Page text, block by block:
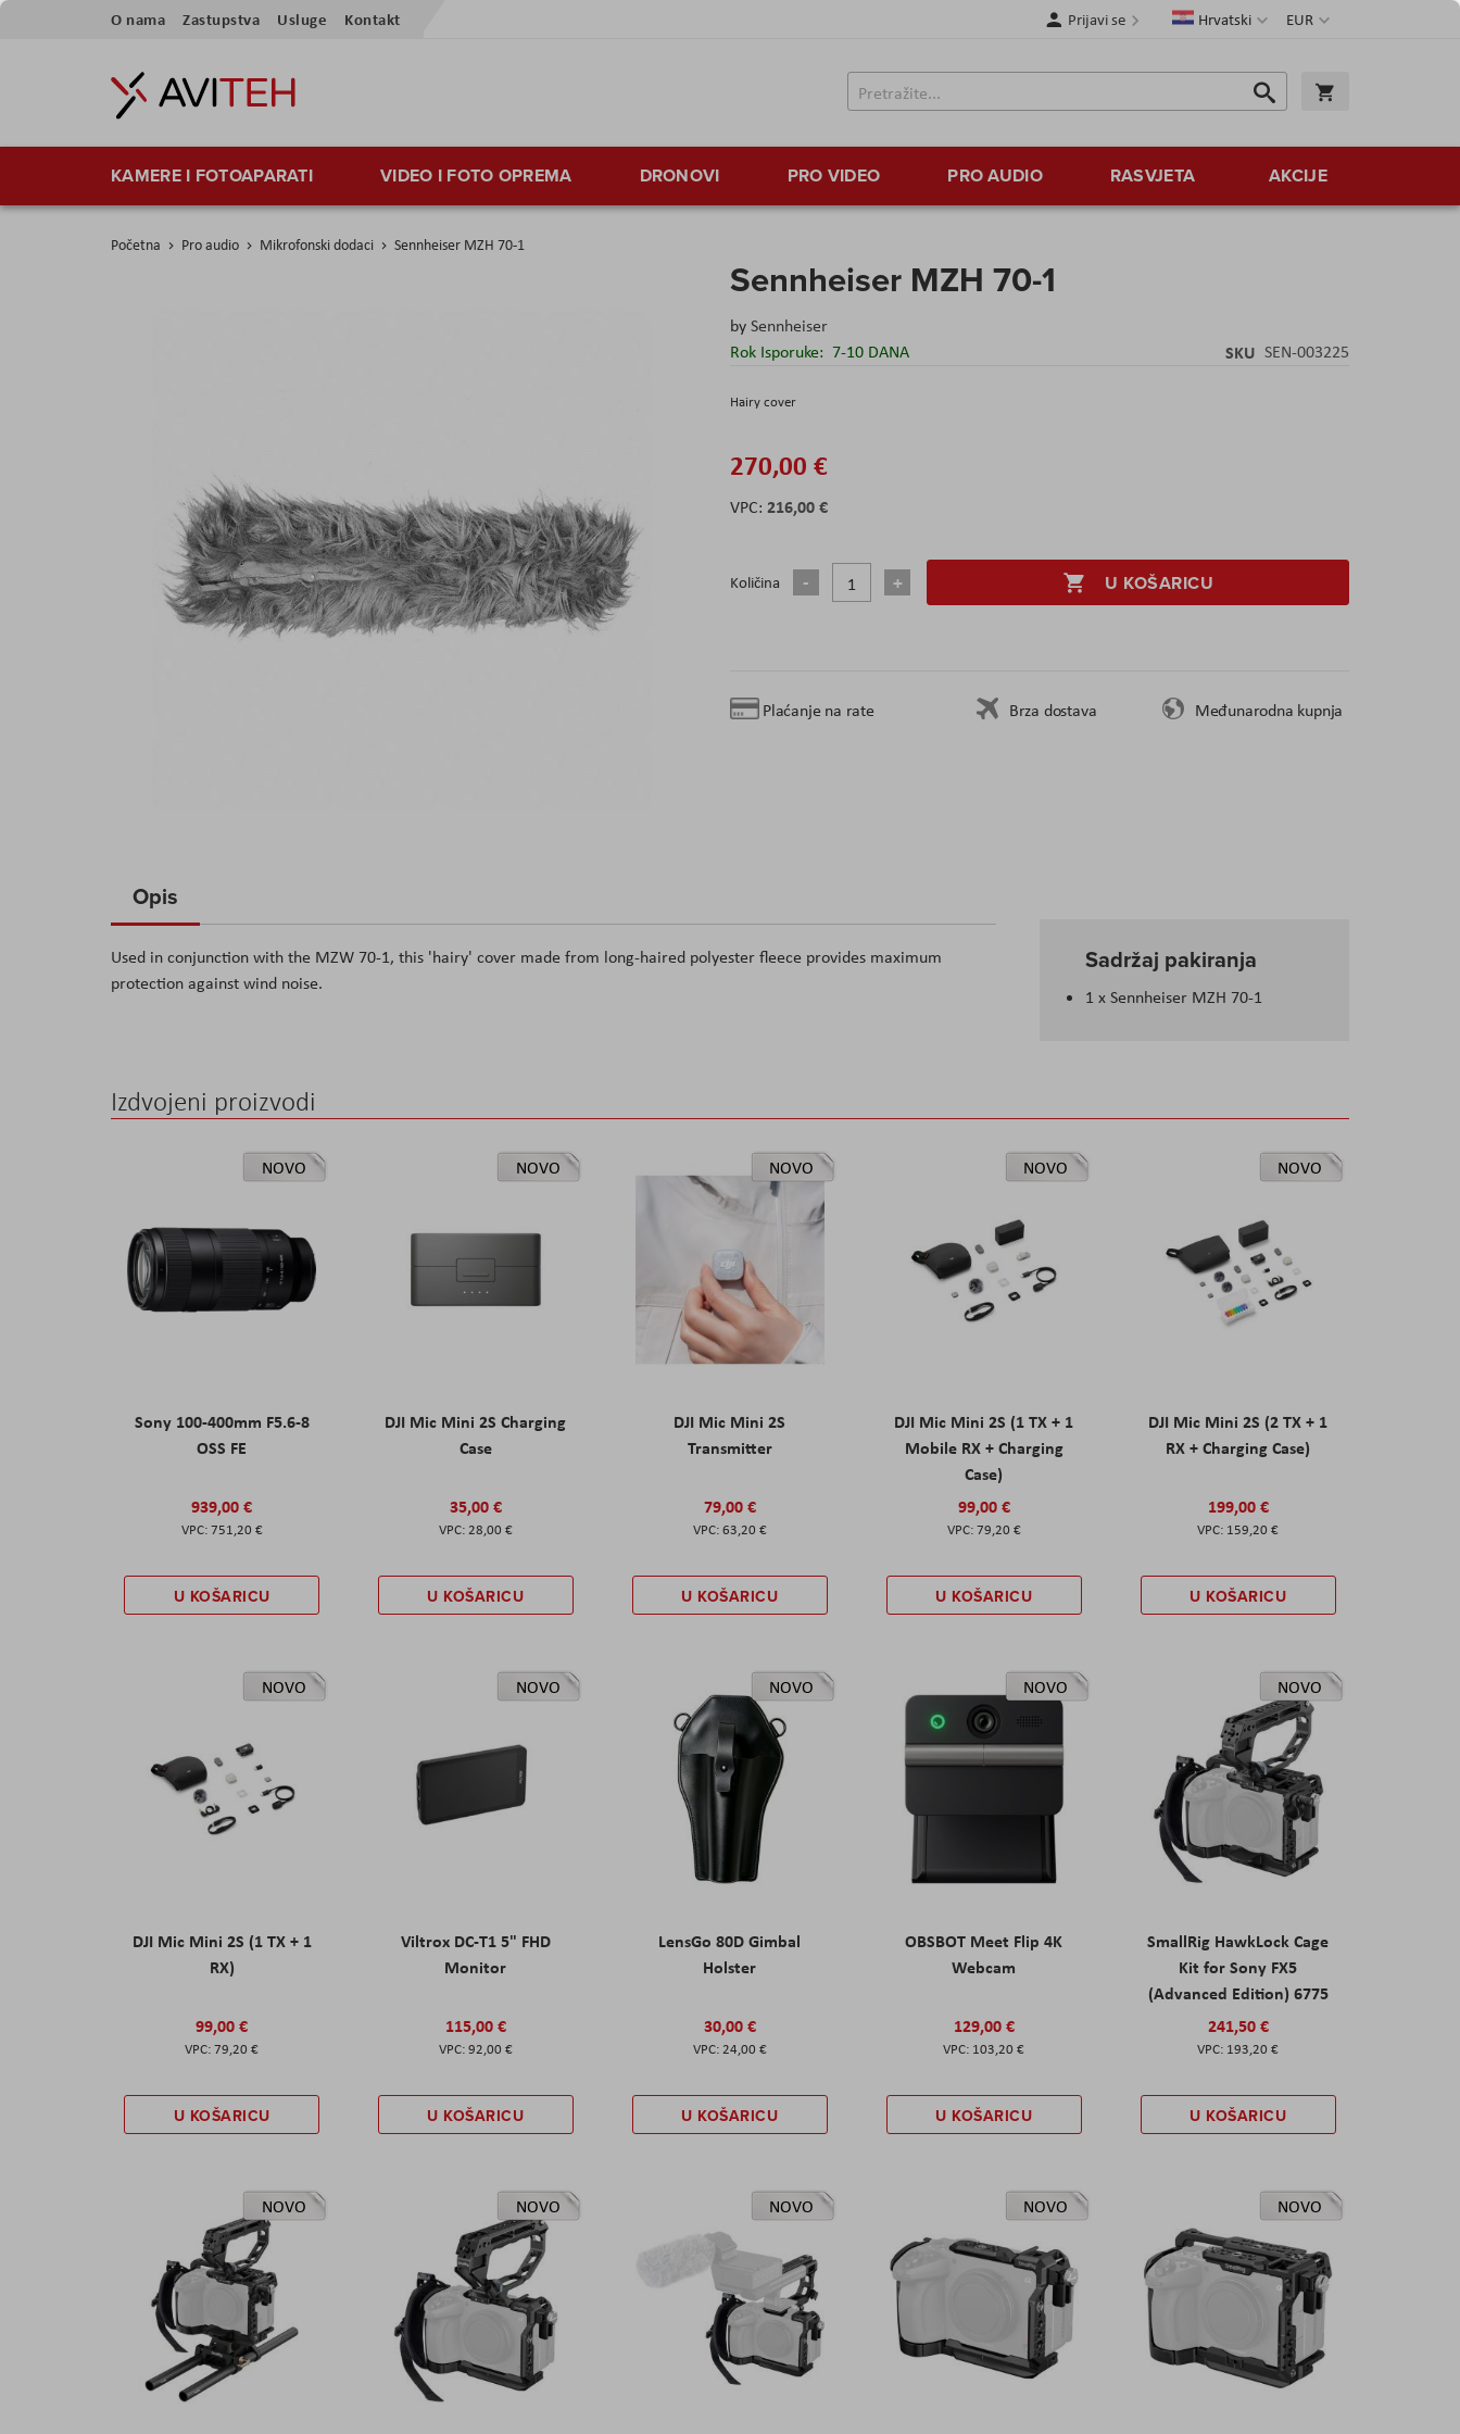
Preskoči
sadržaj
Valuta
EUR
JezikHrvatski
O nama Zastupstva Usluge Kontakt Prijavi se
Traži
Traži
KAMERE I FOTOAPARATI VIDEO I FOTO OPREMA DRONOVI PRO VIDEO PRO AUDIO RASVJETA AKCIJE
Početna Pro audio Mikrofonski dodaci Sennheiser MZH 70-1
Sennheiser MZH 70-1
bySennheiser
Rok Isporuke: 7-10 DANA SKU SEN-003225
Hairy cover
270,00 €
216,00 €
Količina U KOŠARICU
Plaćanje na rate Brza dostava Međunarodna kupnja
the
of
the
Sadržaj pakiranja
1 x Sennheiser MZH 70-1
Opis
Used in conjunction with the MZW 70-1, this 'hairy' cover made from long-haired polyester fleece provides maximum
protection against wind noise.
Izdvojeni proizvodi
NOVO
Sony 100-400mm F5.6-8
OSS FE
939,00 €
751,20 €
U KOŠARICU
NOVO
DJI Mic Mini 2S Charging
Case
35,00 €
28,00 €
U KOŠARICU
NOVO
DJI Mic Mini 2S
Transmitter
79,00 €
63,20 €
U KOŠARICU
NOVO
DJI Mic Mini 2S (1 TX + 1
Mobile RX + Charging
Case)
99,00 €
79,20 €
U KOŠARICU
NOVO
DJI Mic Mini 2S (2 TX + 1
RX + Charging Case)
199,00 €
159,20 €
U KOŠARICU
NOVO
DJI Mic Mini 2S (1 TX + 1
RX)
99,00 €
79,20 €
U KOŠARICU
NOVO
Viltrox DC-T1 5" FHD
Monitor
115,00 €
92,00 €
U KOŠARICU
NOVO
LensGo 80D Gimbal
Holster
30,00 €
24,00 €
U KOŠARICU
NOVO
OBSBOT Meet Flip 4K
Webcam
129,00 €
103,20 €
U KOŠARICU
NOVO
SmallRig HawkLock Cage
Kit for Sony FX5
(Advanced Edition) 6775
241,50 €
193,20 €
U KOŠARICU
NOVO NOVO NOVO NOVO NOVO